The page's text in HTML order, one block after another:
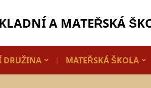
A MATEŘSKÁ
DRUŽINA MATEŘSKÁ ŠKOLA